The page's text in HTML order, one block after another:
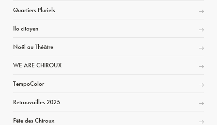
Quartiers Pluriels
Ilo citoyen
Noël au Théâtre
WE ARE CHIROUX
TempoColor
Retrouvailles 2025
Fête des Chiroux